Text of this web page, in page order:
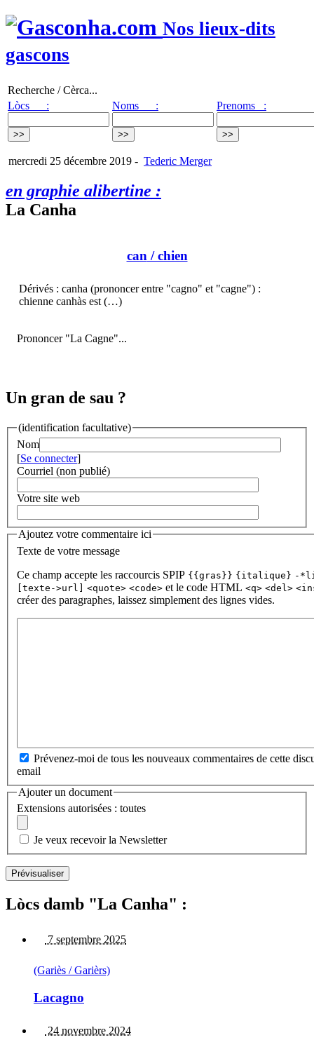
Nos lieux-dits
gascons
Recherche / Cèrca...
Lòcs :
Noms : Prenoms :
mercredi 25 décembre 2019 - Tederic Merger
en graphie alibertine :
La Canha
can/ chien
Dérivés : canha (prononcer entre "cagno" et "cagne") :
chienne canhàs est (…)
Prononcer "La Cagne"...
Un gran de sau ?
(identification facultative)
Nom
[Se connecter]
Courriel (non publié)
Votre site web
Ajoutez votre commentaire ici
Texte de votre message
Ce champ accepte les raccourcis SPIP {{gras}} {italique} -
[texte->url] <quote> <code> et le code HTML <q> <del>
créer des paragraphes, laissez simplement des lignes vides.
Prévenez-moi de tous les nouveaux commentaires de cette
email
Ajouter un document
Extensions autorisées : toutes
Je veux recevoir la Newsletter
Lòcs damb "La Canha" :
7 septembre 2025
(Gariès / Garièrs)
Lacagno
24 novembre 2024